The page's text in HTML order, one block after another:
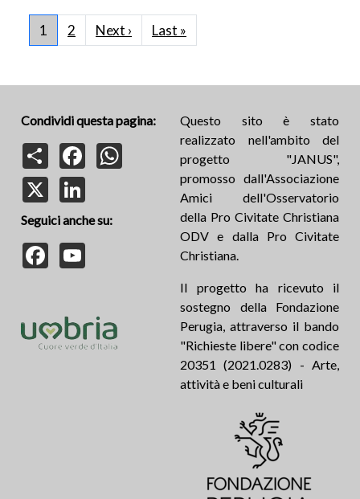
1 2 Next › Pagina successiva
Last »
Condividi questa pagina:
Share
FacebookWhatsApp
Seguici anche su:
Facebook
Questo sito è stato
realizzato nell'ambito del
progetto "JANUS",
promosso dall'Associazione
Amici dell'Osservatorio
della Pro Civitate Christiana
ODV e dalla Pro Civitate
Christiana.
Il progetto ha ricevuto il
sostegno della Fondazione
Perugia, attraverso il bando
"Richieste libere" con codice
20351 (2021.0283) - Arte,
attività e beni culturali